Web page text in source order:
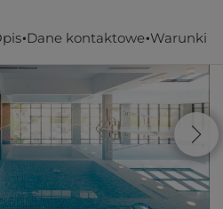
Dane kontaktowe Warunki